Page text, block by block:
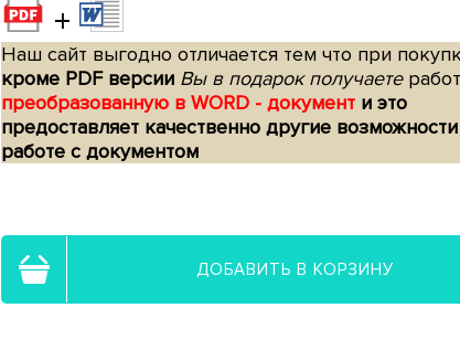
+
Наш сайт выгодно отличается тем что при
кроме PDF версии Вы в подарок получаете
преобразованную в WORD - документ и это
предоставляет качественно другие
работе с документом
ДОБАВИТЬ В КОРЗИНУ